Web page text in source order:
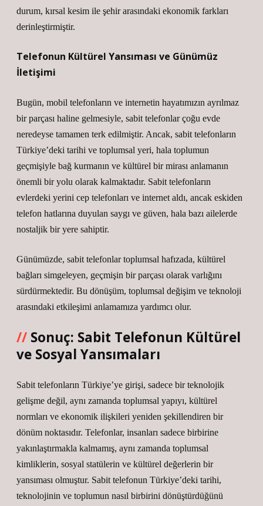
durum, kırsal kesim ile şehir arasındaki ekonomik farkları
derinleştirmiştir.
Telefonun Kültürel Yansıması ve Günümüz
İletişimi
Bugün, mobil telefonların ve internetin hayatımızın ayrılmaz
bir parçası haline gelmesiyle, sabit telefonlar çoğu evde
neredeyse tamamen terk edilmiştir. Ancak, sabit telefonların
Türkiye’deki tarihi ve toplumsal yeri, hala toplumun
geçmişiyle bağ kurmanın ve kültürel bir mirası anlamanın
önemli bir yolu olarak kalmaktadır. Sabit telefonların
evlerdeki yerini cep telefonları ve internet aldı, ancak eskiden
telefon hatlarına duyulan saygı ve güven, hala bazı ailelerde
nostaljik bir yere sahiptir.
Günümüzde, sabit telefonlar toplumsal hafızada, kültürel
bağları simgeleyen, geçmişin bir parçası olarak varlığını
sürdürmektedir. Bu dönüşüm, toplumsal değişim ve teknoloji
arasındaki etkileşimi anlamamıza yardımcı olur.
Sonuç: Sabit Telefonun Kültürel
ve Sosyal Yansımaları
Sabit telefonların Türkiye’ye girişi, sadece bir teknolojik
gelişme değil, aynı zamanda toplumsal yapıyı, kültürel
normları ve ekonomik ilişkileri yeniden şekillendiren bir
dönüm noktasıdır. Telefonlar, insanları sadece birbirine
yakınlaştırmakla kalmamış, aynı zamanda toplumsal
kimliklerin, sosyal statülerin ve kültürel değerlerin bir
yansıması olmuştur. Sabit telefonun Türkiye’deki tarihi,
teknolojinin ve toplumun nasıl birbirini dönüştürdüğünü